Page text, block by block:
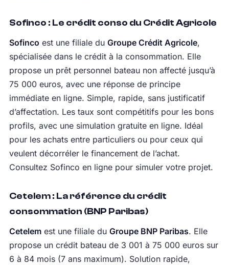
Sofinco : Le crédit conso du Crédit Agricole
Sofinco est une filiale du Groupe Crédit Agricole,
spécialisée dans le crédit à la consommation. Elle
propose un prêt personnel bateau non affecté jusqu’à
75 000 euros, avec une réponse de principe
immédiate en ligne. Simple, rapide, sans justificatif
d’affectation. Les taux sont compétitifs pour les bons
profils, avec une simulation gratuite en ligne. Idéal
pour les achats entre particuliers ou pour ceux qui
veulent décorréler le financement de l’achat.
Consultez Sofinco en ligne pour simuler votre projet.
Cetelem : La référence du crédit
consommation (BNP Paribas)
Cetelemest une filiale du Groupe BNP Paribas. Elle
propose un crédit bateau de 3 001 à 75 000 euros sur
6 à 84 mois (7 ans maximum). Solution rapide,